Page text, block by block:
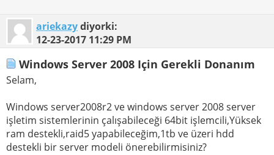
ariekazydiyorki:
12-23-2017 11:29 PM
Windows Server 2008 Için Gerekli Donanım
Selam,
Windows server2008r2 ve windows server 2008 server
işletim sistemlerinin çalışabileceği 64bit işlemcili,Yüksek
ram destekli,raid5 yapabileceğim,1tb ve üzeri hdd
destekli bir server modeli önerebilirmisiniz?